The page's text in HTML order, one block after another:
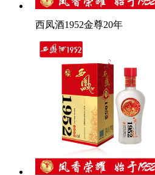
西凤酒1952金尊20年